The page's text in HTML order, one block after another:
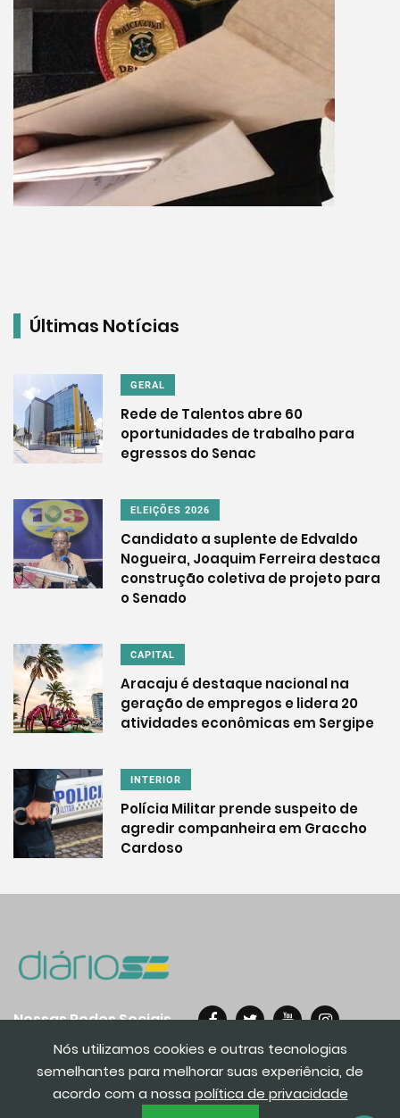
Últimas Notícias
GERAL
Rede de Talentos abre 60
oportunidades de trabalho para
egressos do Senac
ELEIÇÕES 2026
Candidato a suplente de Edvaldo
Nogueira, Joaquim Ferreira destaca
construção coletiva de projeto para
o Senado
CAPITAL
Aracaju é destaque nacional na
geração de empregos e lidera 20
atividades econômicas em Sergipe
INTERIOR
Polícia Militar prende suspeito de
agredir companheira em Graccho
Cardoso
Nós utilizamos cookies e outras tecnologias
semelhantes para melhorar suas experiência, de
acordo com a nossa política de privacidade
Nossas Redes Sociais